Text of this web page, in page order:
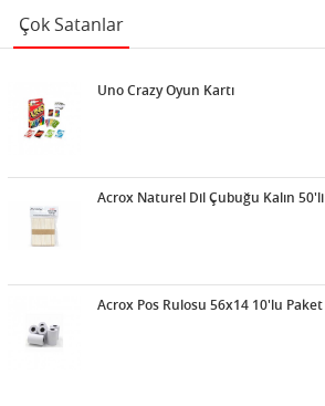
Çok Satanlar
Uno Crazy Oyun Kartı
Acrox Naturel Dil Çubuğu Kalın 50'li
Acrox Pos Rulosu 56x14 10'lu Paket